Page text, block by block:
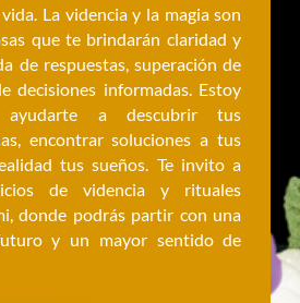
La videncia y la magia son
que te brindarán claridad y
de respuestas, superación de
decisiones informadas. Estoy
ayudarte a descubrir tus
encontrar soluciones a tus
tus sueños. Te invito a
de videncia y rituales
donde podrás partir con una
y un mayor sentido de